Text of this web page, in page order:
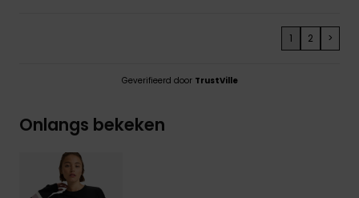
1 2 >
Geverifieerd door TrustVille
Onlangs bekeken